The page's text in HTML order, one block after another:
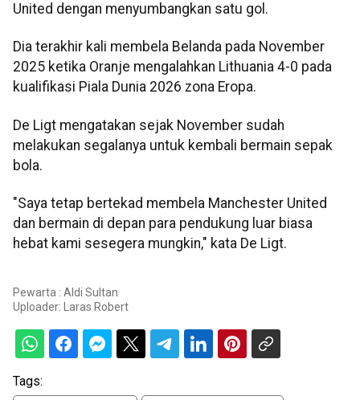
United dengan menyumbangkan satu gol.
Dia terakhir kali membela Belanda pada November
2025 ketika Oranje mengalahkan Lithuania 4-0 pada
kualifikasi Piala Dunia 2026 zona Eropa.
De Ligt mengatakan sejak November sudah
melakukan segalanya untuk kembali bermain sepak
bola.
"Saya tetap bertekad membela Manchester United
dan bermain di depan para pendukung luar biasa
hebat kami sesegera mungkin," kata De Ligt.
Pewarta : Aldi Sultan
Uploader:
Laras Robert
Tags: